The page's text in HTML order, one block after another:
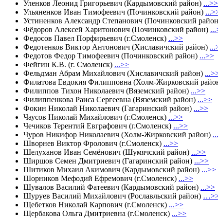
Уленков Леонид Григорьевич (Кардымовский район) ...>>
Ульяненков Иван Тимофеевич (Починковский район)
Устиненков Александр Степанович (Починковский
Фёдоров Алексей Харитонович (Починковский район)
Федосов Павел Порфирьевич (г.Смоленск) ...>>
Федотенков Виктор Антонович (Хиславичский район)
Федотов Федор Тимофеевич (Починковский район) ...>>
Фейгин К.В. (г. Смоленск) ...>>
Фельдман Абрам Михайлович (Хиславичский район)
Филатова Евдокия Филипповна (Холм-Жирковский
Филиппов Тихон Николаевич (Вяземский район) ...>>
Филиппенкова Раиса Сергеевна (Вяземский район) ...>>
Фокин Николай Николаевич (Гагаринский район) ...>>
Чаусов Николай Михайлович (г.Смоленск) ...>>
Чечиков Терентий Евграфович (г.Смоленск) ...>>
Чуров Никифор Николаевич (Холм-Жирковский район)
Шворнев Виктор Фролович (г.Смоленск) ...>>
Шелуханов Иван Семёнович (Шумячский район) ...>>
Ширшов Семен Дмитриевич (Гагаринский район) ...>>
Шитиков Михаил Акимович (Кардымовский район) ...>>
Шорников Мефодий Ефремович (г.Смоленск) ...>>
Шувалов Василий Фатеевич (Кардымовский район) ...>>
Шуруев Василий Михайлович (Рославльский район)
Щебетков Николай Карпович (г.Смоленск) ...>>
Щербакова Ольга Дмитриевна (г.Смоленск) ...>>